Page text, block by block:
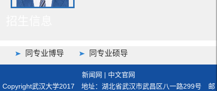
同专业博导 同专业硕导
新闻网 | 中文官网
Copyright武汉大学2017 地址：湖北省武汉市武昌区八一路299号 邮